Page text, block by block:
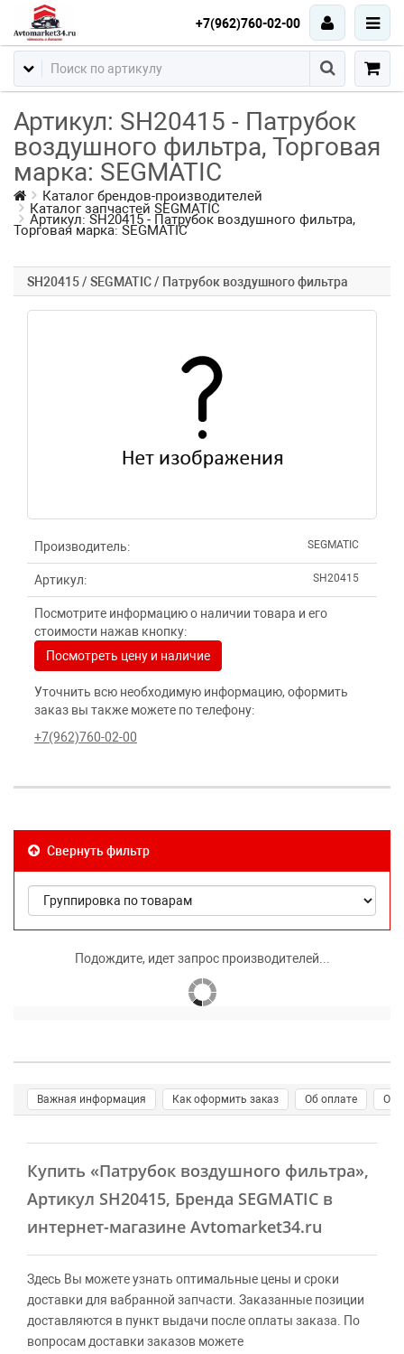
+7(962)760-02-00
Артикул: SH20415 - Патрубок
воздушного фильтра, Торговая
марка: SEGMATIC
Каталог брендов-производителей
Каталог запчастей SEGMATIC
Артикул: SH20415 - Патрубок воздушного фильтра,
Торговая марка: SEGMATIC
SH20415 / SEGMATIC / Патрубок воздушного фильтра
Производитель: SEGMATIC
Артикул: SH20415
Посмотрите информацию о наличии товара и его
стоимости нажав кнопку:
Посмотреть цену и наличие
Уточнить всю необходимую информацию, оформить
заказ вы также можете по телефону:
+7(962)760-02-00
Свернуть фильтр
Подождите, идет запрос производителей...
Важная информация Как оформить заказ Об оплате О
Купить «Патрубок воздушного фильтра»,
Артикул SH20415, Бренда SEGMATIC в
интернет-магазине Avtomarket34.ru
Здесь Вы можете узнать оптимальные цены и сроки
доставки для вабранной запчасти. Заказанные позиции
доставляются в пункт выдачи после оплаты заказа. По
вопросам доставки заказов можете